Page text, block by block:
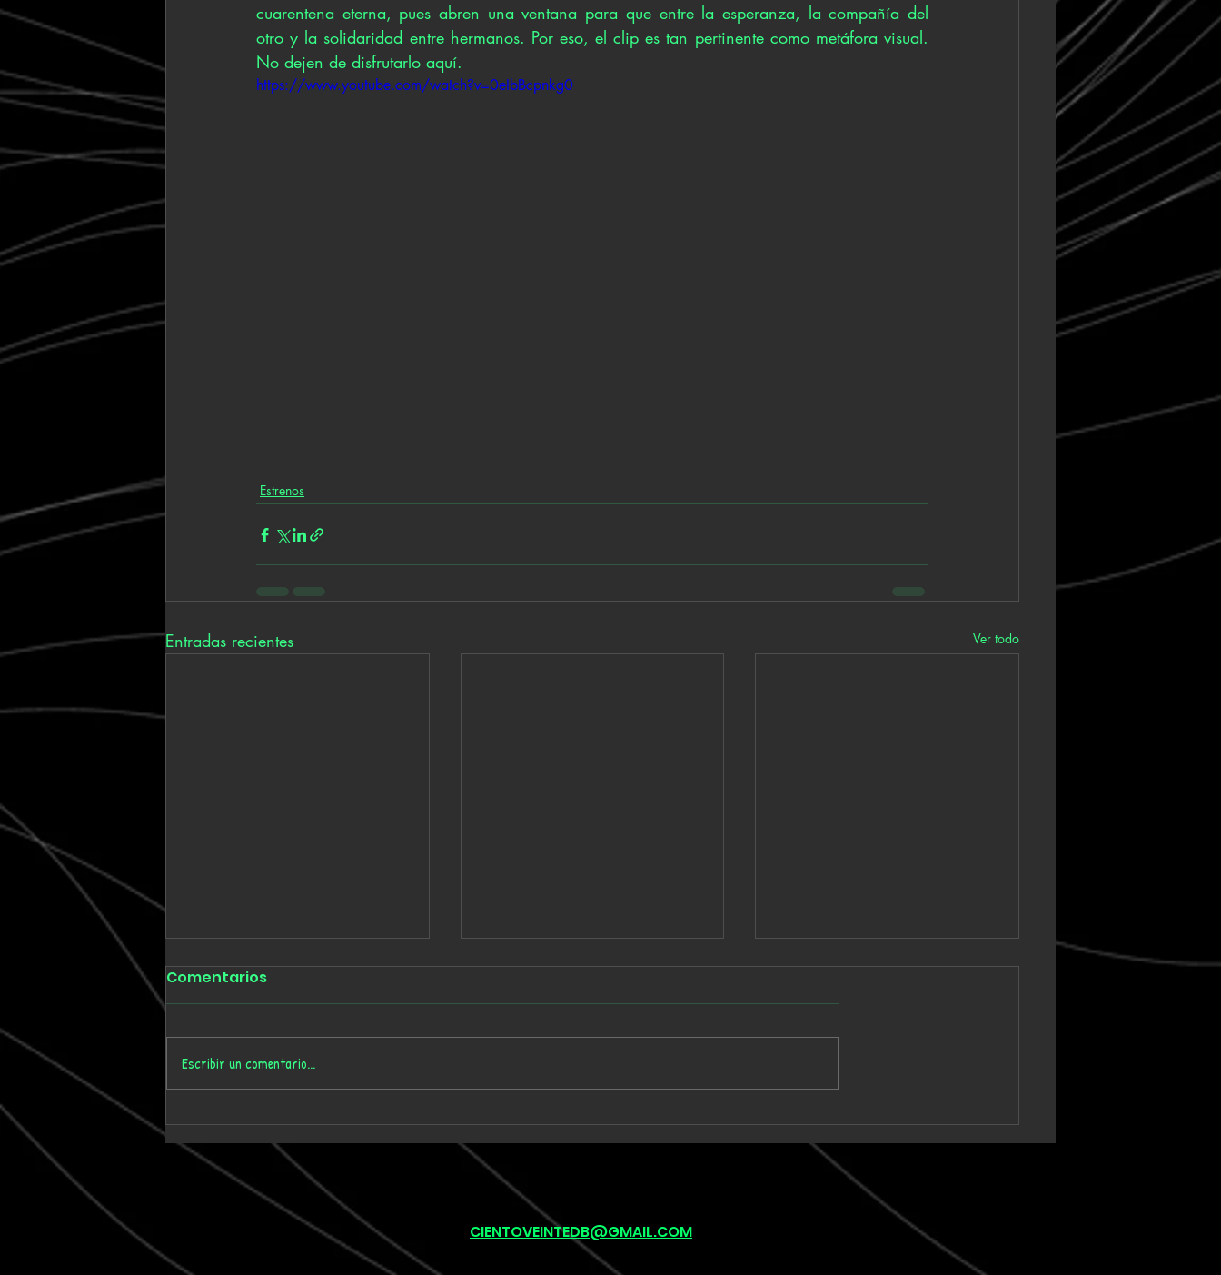
cuarentena eterna, pues abren una ventana para que entre la esperanza, la compañía del
otro y la solidaridad entre hermanos. Por eso, el clip es tan pertinente como metáfora visual.
No dejen de disfrutarlo aquí.
https://www.youtube.com/watch?v=0eIbBcpnkg0
Estrenos
Entradas recientes Ver todo
Tmygn convierte
dieciséis años de
memoria personal en el
álbum 'Where Time Goes'
Babe Rainbow extiende
una suite de seis minutos
en “Acid and Honey”
Unknown Vagabond
lleva un sintetizador
onírico hacia un clímax
post-rock en “Warm Tide
Comentarios
Escribir un comentario...
CIENTOVEINTEDB@GMAIL.COM